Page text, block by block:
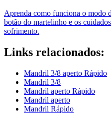
Aprenda como funciona o modo
botão do martelinho e os
sofrimento.
Links relacionados:
Mandril 3/8 aperto Rápido
Mandril 3/8
Mandril aperto Rápido
Mandril aperto
Mandril Rápido